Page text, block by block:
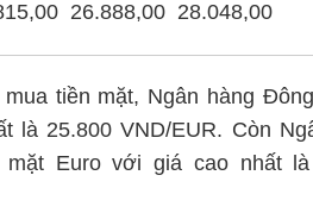
26.888,00 28.048,00
tiền mặt, Ngân hàng
là 25.800 VND/EUR. Còn
mặt Euro với giá cao nhất là